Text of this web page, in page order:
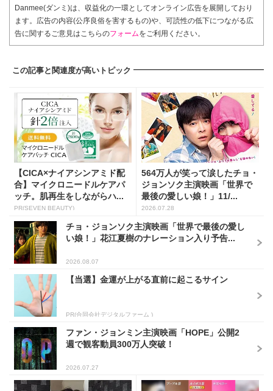
Danmee(ダンミ)は、収益化の一環としてオンライン広告を展開しており
ます。広告の内容(公序良俗を害するもの)や、可読性の低下につながる広
告に関するご意見はこちらのフォームをご利用ください。
この記事と関連度が高いトピック
【CICA×ナイアシンアミド配
合】マイクロニードルケアパ
ッチ。肌再生をしながらハ...
PR(SEVEN BEAUTY)
564万人が笑って涙したチョ・
ジョンソク主演映画「世界で
最後の愛しい娘！」11/...
2026.07.28
チョ・ジョンソク主演映画「世界で最後の愛し
い娘！」花江夏樹のナレーション入り予告...
2026.08.07
【当選】金運が上がる直前に起こるサイン
PR(合同会社デジタルファーム )
ファン・ジョンミン主演映画「HOPE」公開2
週で観客動員300万人突破！
2026.07.27